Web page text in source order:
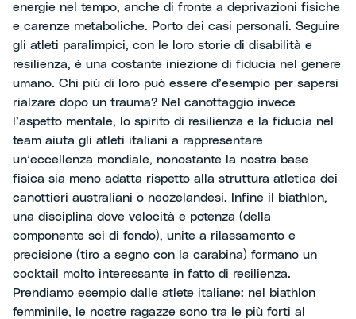
energie nel tempo, anche di fronte a deprivazioni fisiche
e carenze metaboliche. Porto dei casi personali. Seguire
gli atleti paralimpici, con le loro storie di disabilità e
resilienza, è una costante iniezione di fiducia nel genere
umano. Chi più di loro può essere d’esempio per sapersi
rialzare dopo un trauma? Nel canottaggio invece
l’aspetto mentale, lo spirito di resilienza e la fiducia nel
team aiuta gli atleti italiani a rappresentare
un’eccellenza mondiale, nonostante la nostra base
fisica sia meno adatta rispetto alla struttura atletica dei
canottieri australiani o neozelandesi. Infine il biathlon,
una disciplina dove velocità e potenza (della
componente sci di fondo), unite a rilassamento e
precisione (tiro a segno con la carabina) formano un
cocktail molto interessante in fatto di resilienza.
Prendiamo esempio dalle atlete italiane: nel biathlon
femminile, le nostre ragazze sono tra le più forti al